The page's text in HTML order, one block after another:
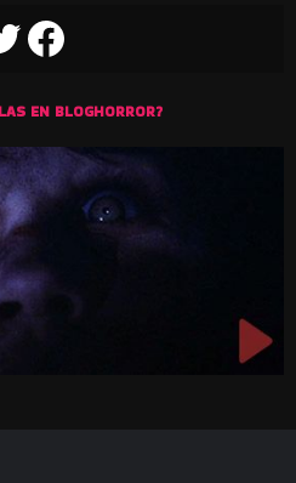
FACEBOOK
EN BLOGHORROR?